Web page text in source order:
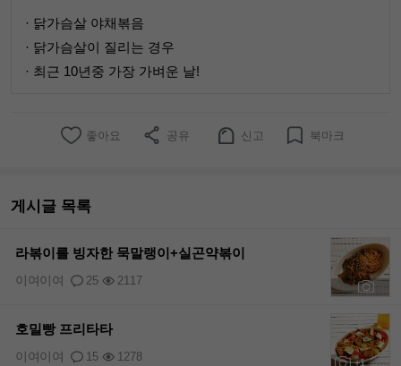
· 닭가슴살 야채볶음
· 닭가슴살이 질리는 경우
· 최근 10년중 가장 가벼운 날!
좋아요 공유 신고 북마크
게시글 목록
라볶이를 빙자한 묵말랭이+실곤약볶이
25 2117
이여이여
+1
호밀빵 프리타타
15 1278
이여이여